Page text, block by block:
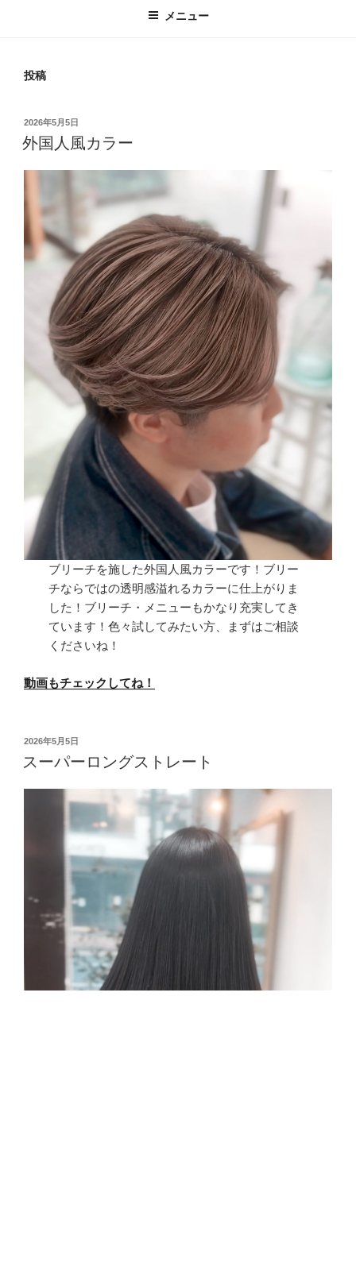
メニュー
投稿
投
稿
日:
2026年5月5日
外国人風カラー
ブリーチを施した外国人風カラーです！ブリー
チならではの透明感溢れるカラーに仕上がりま
した！ブリーチ・メニューもかなり充実してき
ています！色々試してみたい方、まずはご相談
くださいね！
動画もチェックしてね！
投
日:
2026年5月5日
スーパーロングストレート